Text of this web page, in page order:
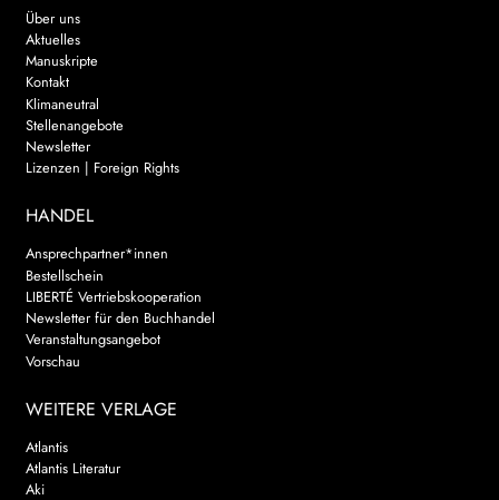
Über uns
Aktuelles
Manuskripte
Kontakt
Klimaneutral
Stellenangebote
Newsletter
Lizenzen | Foreign Rights
HANDEL
Ansprechpartner*innen
Bestellschein
LIBERTÉ Vertriebskooperation
Newsletter für den Buchhandel
Veranstaltungsangebot
Vorschau
WEITERE VERLAGE
Atlantis
Atlantis Literatur
Aki